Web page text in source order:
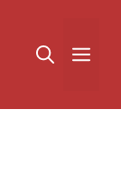
القائمة